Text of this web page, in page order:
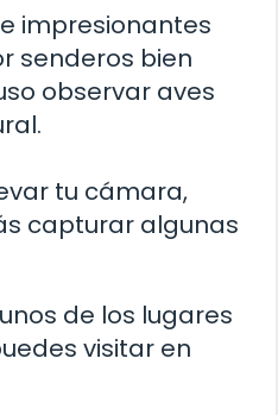
impresionantes
senderos bien
observar aves
tu cámara,
capturar algunas
de los lugares
visitar en